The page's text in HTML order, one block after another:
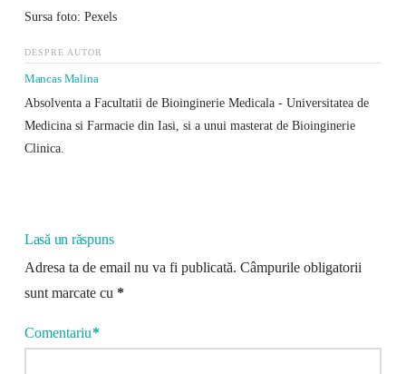
Sursa foto: Pexels
DESPRE AUTOR
Mancas Malina
Absolventa a Facultatii de Bioinginerie Medicala - Universitatea de
Medicina si Farmacie din Iasi, si a unui masterat de Bioinginerie
Clinica.
Lasă un răspuns
Adresa ta de email nu va fi publicată. Câmpurile obligatorii
sunt marcate cu *
Comentariu*